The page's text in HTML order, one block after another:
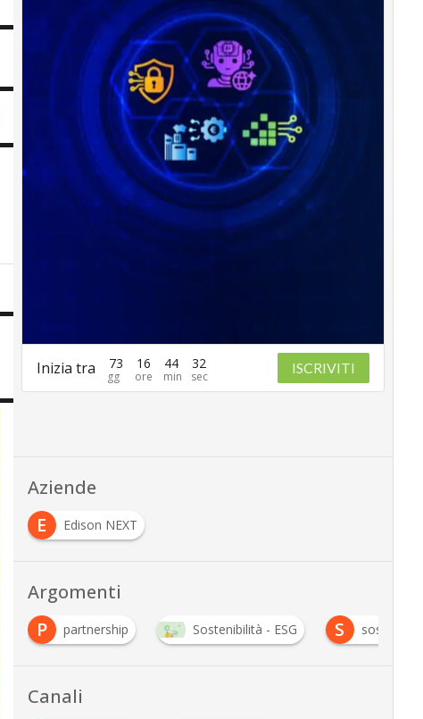
Inizia tra 73 16 44 31 ISCRIVITI
Aziende
E
Edison NEXT
Argomenti
P partnership Sostenibilità - ESG S
Canali